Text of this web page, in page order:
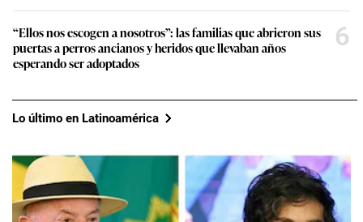
“Ellos nos escogen a nosotros”: las familias que abrieron sus
puertas a perros ancianos y heridos que llevaban años
esperando ser adoptados
6
Lo último en Latinoamérica